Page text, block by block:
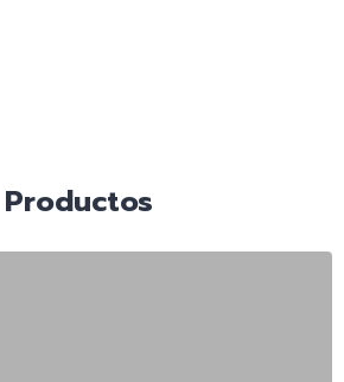
Productos